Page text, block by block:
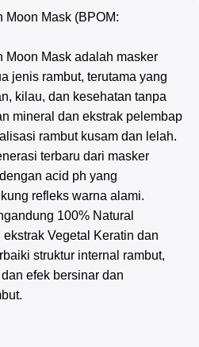
Moon Mask (BPOM:
Moon Mask adalah masker
jenis rambut, terutama yang
kilau, dan kesehatan tanpa
mineral dan ekstrak pelembap
rambut kusam dan lelah.
terbaru dari masker
acid ph yang
refleks warna alami.
100% Natural
Vegetal Keratin dan
struktur internal rambut,
efek bersinar dan